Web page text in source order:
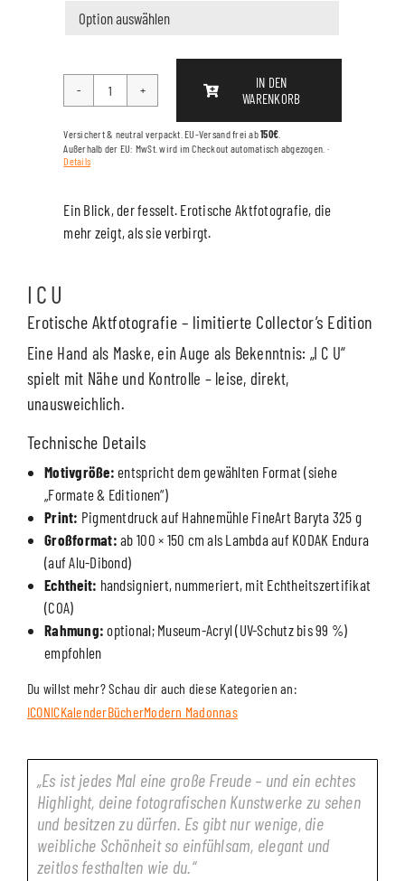
I
U
IN DEN
WARENKORB
Versichert & neutral verpackt. EU-Versand frei ab150€
Außerhalb der EU: MwSt. wird im Checkout automatisch abgezogen. ·
Details
Ein Blick, der fesselt. Erotische Aktfotografie, die
mehr zeigt, als sie verbirgt.
I C U
Erotische Aktfotografie – limitierte Collector’s Edition
Eine Hand als Maske, ein Auge als Bekenntnis: „I C U“
spielt mit Nähe und Kontrolle – leise, direkt,
unausweichlich.
Technische Details
Motivgröße: entspricht dem gewählten Format (siehe
„Formate & Editionen“)
Print: Pigmentdruck auf Hahnemühle FineArt Baryta 325 g
Großformat: ab 100 × 150 cm als Lambda auf KODAK Endura
(auf Alu-Dibond)
Echtheit: handsigniert, nummeriert, mit Echtheitszertifikat
(COA)
Rahmung: optional; Museum-Acryl (UV-Schutz bis 99 %)
empfohlen
Du willst mehr? Schau dir auch diese Kategorien an:
ICONICKalenderBücherModern Madonnas
„Es ist jedes Mal eine große Freude – und ein echtes
Highlight, deine fotografischen Kunstwerke zu sehen
und besitzen zu dürfen. Es gibt nur wenige, die
weibliche Schönheit so einfühlsam, elegant und
zeitlos festhalten wie du.“